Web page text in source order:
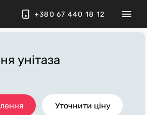
+380 67 440 18 12
унітаза
Уточнити ціну